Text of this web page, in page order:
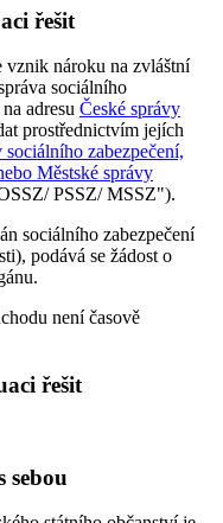
řešit
vznik nároku na zvláštní
sociálního
adresu České správy
prostřednictvím jejích
sociálního zabezpečení,
Městské správy
PSSZ/ MSSZ").
sociálního zabezpečení
podává se žádost o
není časově
řešit
sebou